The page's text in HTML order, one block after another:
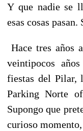
Y que nadie se
esas cosas
Hace tres años
veintipocos
fiestas del Pilar,
Parking Norte
Supongo que
curioso momento,